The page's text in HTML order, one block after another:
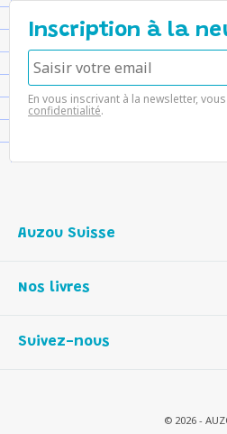
Inscription à la
En vous inscrivant à la newsletter,
confidentialité.
Auzou Suisse
Notre histoire
Contactez-nous
Nos livres
Livres enfants
Suivez-nous
© 2026 -